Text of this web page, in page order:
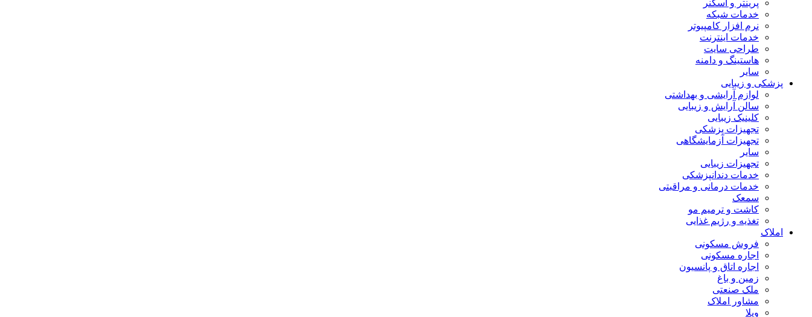
پرینتر و اسکنر
خدمات شبکه
نرم افزار کامپیوتر
خدمات اینترنت
طراحی سایت
هاستینگ و دامنه
سایر
پزشکی و زیبایی
لوازم آرایشی و بهداشتی
سالن آرایش و زیبایی
کلینیک زیبایی
تجهیزات پزشکی
تجهیزات آزمایشگاهی
سایر
تجهیزات زیبایی
خدمات دندانپزشکی
خدمات درمانی و مراقبتی
سمعک
کاشت و ترمیم مو
تغذیه و رژیم غذایی
املاک
فروش مسکونی
اجاره مسکونی
اجاره اتاق و پانسیون
زمین و باغ
ملک صنعتی
مشاور املاک
ویلا